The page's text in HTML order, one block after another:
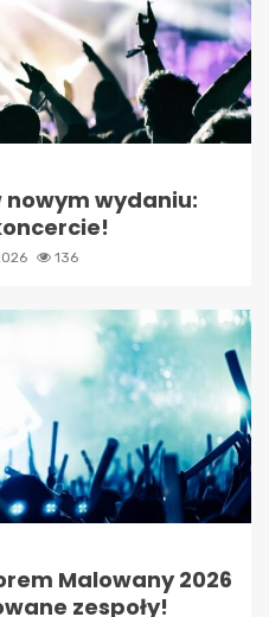
nowym wydaniu:
136
Malowany 2026
zespoły!